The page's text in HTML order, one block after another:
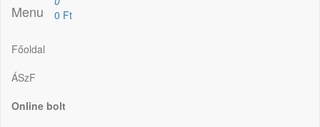
Menu
0 Ft
Főoldal
ÁSzF
Online bolt